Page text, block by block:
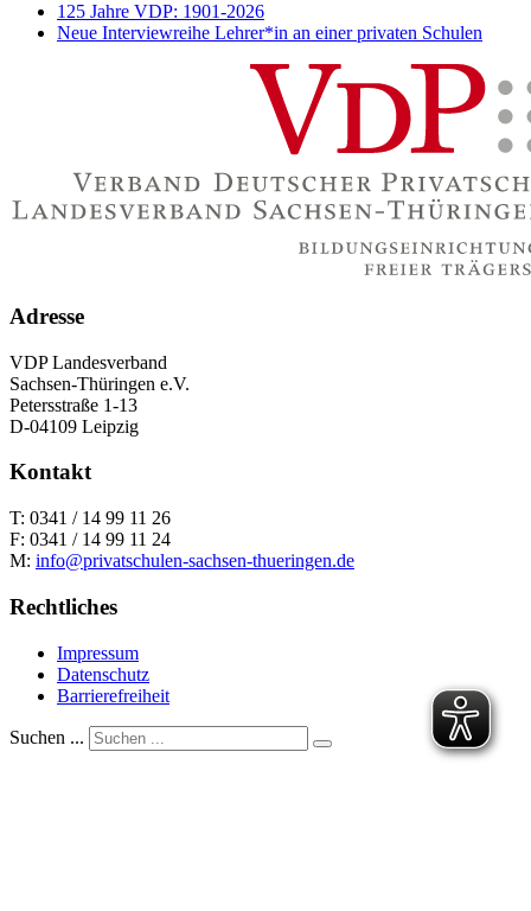
125 Jahre VDP: 1901-2026
Neue Interviewreihe Lehrer*in an einer privaten Schulen
Adresse
VDP Landesverband
Sachsen-Thüringen e.V.
Petersstraße 1-13
D-04109 Leipzig
Kontakt
T: 0341 / 14 99 11 26
F: 0341 / 14 99 11 24
M: info@privatschulen-sachsen-thueringen.de
Rechtliches
Impressum
Datenschutz
Barrierefreiheit
Suchen ...